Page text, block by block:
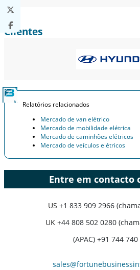
Clientes
Relatórios relacionados
Mercado de van elétrico
Mercado de mobilidade elétrica
Mercado de caminhões elétricos
Mercado de veículos elétricos
Entre em contacto
US +1 833 909 2966
UK +44 808 502 0280
(APAC) +91 744